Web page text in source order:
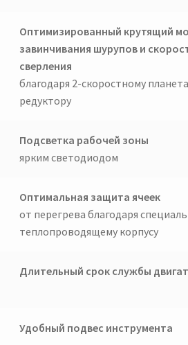
Оптимизированный крутящий
завинчивания шурупов и
сверления
благодаря 2-скоростному
редуктору
Подсветка рабочей зоны
ярким светодиодом
Оптимальная защита ячеек
от перегрева благодаря
теплопроводящему корпусу
Длительный срок службы
Удобный подвес инструмента